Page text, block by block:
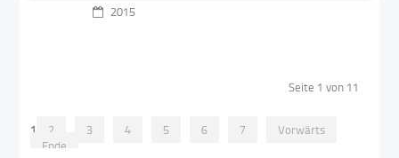
2015
Seite 1 von 11
1 2 3 4 5 6 7
Vorwärts
Ende